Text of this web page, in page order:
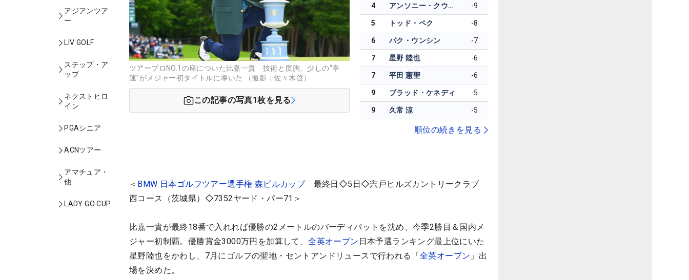
アジアンツア
ー
LIV GOLF
ステップ・ア
ップ
ネクストヒロ
イン
PGAシニア
ACNツアー
アマチュア・
他
LADY GO CUP
ツアープロNO.1の座についた比嘉一貴 技術と度胸、少しの“幸
運”がメジャー初タイトルに導いた （撮影：佐々木啓）
この記事の写真1枚を見る
4 アンソニー・クウェイル -9
5 トッド・ペク -8
6 パク・ウンシン -7
7 星野 陸也 -6
7 平田 憲聖 -6
9 ブラッド・ケネディ -5
9 久常 涼 -5
順位の続きを見る
＜ BMW 日本ゴルフツアー選手権 森ビルカップ最終日◇5日◇宍戸ヒルズカントリークラブ
西コース（茨城県）◇7352ヤード・パー71＞
比嘉一貴が最終18番で入れれば優勝の2メートルのバーディパットを沈め、今季2勝目＆国内メ
ジャー初制覇。優勝賞金3000万円を加算して、全英オープン 日本予選ランキング最上位にいた
星野陸也をかわし、7月にゴルフの聖地・セントアンドリュースで行われる「全英オープン 」出
場を決めた。